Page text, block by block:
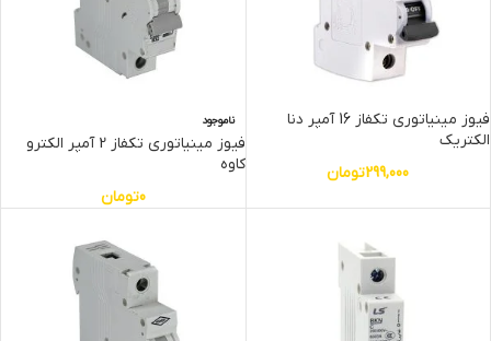
فیوز مینیاتوری تکفاز 16 آمپر دنا
الکتریک
299,000تومان
ناموجود
فیوز مینیاتوری تکفاز 2 آمپر الکترو
کاوه
0تومان